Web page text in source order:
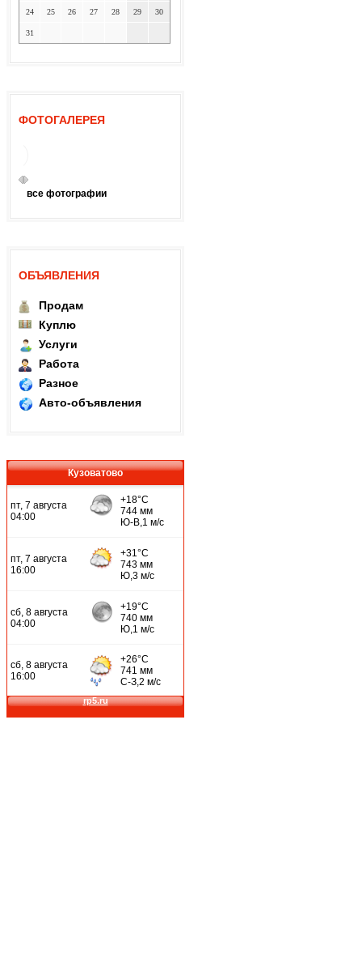
24 25 26 27 28 29 30
31
ФОТОГАЛЕРЕЯ
все фотографии
ОБЪЯВЛЕНИЯ
Продам
Куплю
Услуги
Работа
Разное
Авто-объявления
Кузоватово